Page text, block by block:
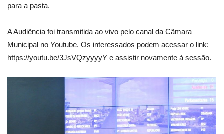
para a pasta.
A Audiência foi transmitida ao vivo pelo canal da Câmara
Municipal no Youtube. Os interessados podem acessar o link:
https://youtu.be/3JsVQzyyyyY e assistir novamente à sessão.